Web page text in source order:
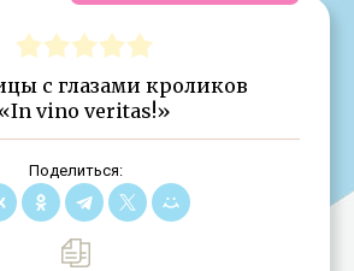
с глазами кроликов
«In vino veritas!»
Поделиться: